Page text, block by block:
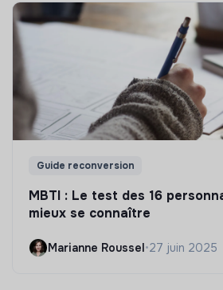
Guide reconversion
MBTI : Le test des 16
mieux se connaître
Marianne Roussel•27 juin 2025